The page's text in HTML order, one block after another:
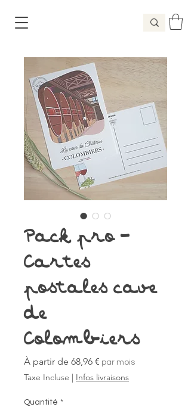
Pack pro -
Cartes
postales cave
de
Colombiers
À partir de 68,96 € Prix
promotionnel
par mois
Taxe Incluse Infos livraisons
Quantité *